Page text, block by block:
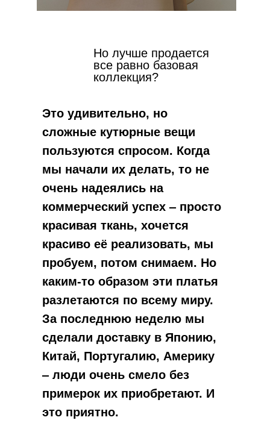
Это удивительно, но
сложные кутюрные вещи
пользуются спросом. Когда
мы начали их делать, то не
очень надеялись на
коммерческий успех ‒ просто
красивая ткань, хочется
красиво её реализовать, мы
пробуем, потом снимаем. Но
каким-то образом эти платья
разлетаются по всему миру.
За последнюю неделю мы
сделали доставку в Японию,
Китай, Португалию, Америку
‒ люди очень смело без
примерок их приобретают. И
это приятно.
Но лучше продается
все равно базовая
коллекция?